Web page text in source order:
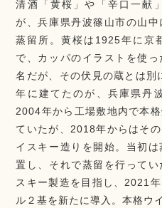
清酒「黄桜」や「辛口一献
が、兵庫県丹波篠山市の山
蒸留所。黄桜は1925年に京
で、カッパのイラストを使
名だが、その伏見の蔵とは
年に建てたのが、兵庫県丹
2004年から工場敷地内で本
ていたが、2018年からはそ
イスキー造りを開始。当初
置し、それで蒸留を行って
スキー製造を目指し、2021
ル２基を新たに導入。本格ウ